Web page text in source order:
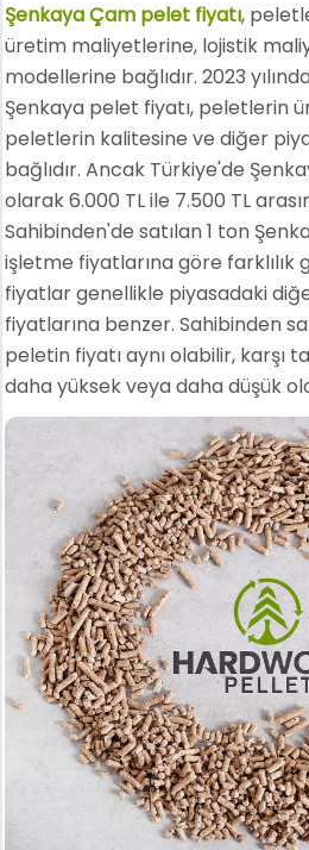
Şenkaya Çam pelet fiyatı,
üretim maliyetlerine, lojistik
modellerine bağlıdır. 2023
Şenkaya pelet fiyatı, peletlerin
peletlerin kalitesine ve diğer
bağlıdır. Ancak Türkiye'de
olarak 6.000 TL ile 7.500 TL
Sahibinden'de satılan 1 ton
işletme fiyatlarına göre farklılık
fiyatlar genellikle piyasadaki
fiyatlarına benzer. Sahibinden
peletin fiyatı aynı olabilir, karşı
daha yüksek veya daha düşük